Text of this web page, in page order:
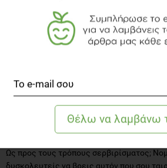
τη γονιμοποίηση (με τη μεταφορά της
τόσο άτυχος/ηκαι καταναλώσεις κάποιο
συμβουλέψου έναν γιατρό ή το κέντρο
Πριν σου προτείνω τρόπους για να τα
ολόκληρα (με τη φλούδα δηλαδή)! Έτσι, θα
επωφεληθείς όλων των θρεπτικών
Ως προς τους τρόπους σερβιρίσματος;
δυσκολευτείς να βρεις αυτόν που σου